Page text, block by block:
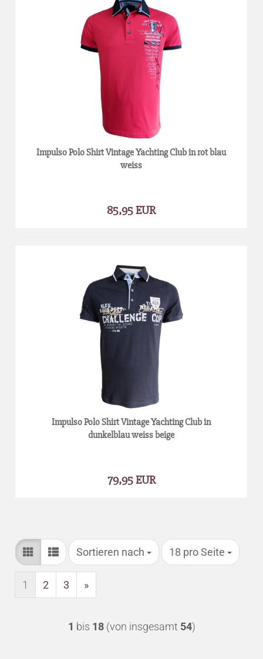
Impulso Polo Shirt Vintage Yachting Club in rot blau
weiss
85,95 EUR
Impulso Polo Shirt Vintage Yachting Club in
dunkelblau weiss beige
79,95 EUR
Sortieren nach
Sortieren nach 18 pro Seite
pro Seite
1 2 3 »
1 bis 18(von insgesamt 54)